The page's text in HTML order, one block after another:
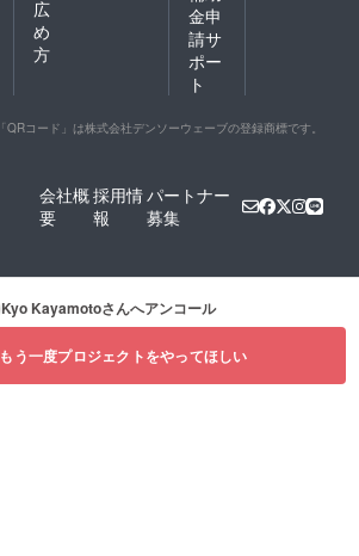
広
め
方
金申
請サ
ポー
ト
「QRコード」は株式会社デンソーウェーブの登録商標です。
会社概
要
採用情
報
パートナー
募集
Kyo Kayamotoさんへアンコール
もう一度プロジェクトをやってほしい